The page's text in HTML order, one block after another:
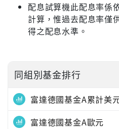
配息試算機此配息率係
計算，惟過去配息率僅
得之配息水準。
同組別基金排行
富達德國基金A累計美
富達德國基金A歐元